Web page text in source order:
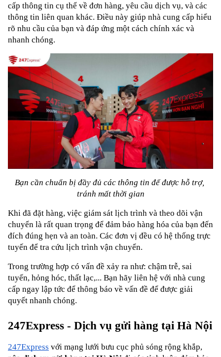
cấp thông tin cụ thể về đơn hàng, yêu cầu dịch vụ, và các
thông tin liên quan khác. Điều này giúp nhà cung cấp hiểu
rõ nhu cầu của bạn và đáp ứng một cách chính xác và
nhanh chóng.
Bạn cần chuẩn bị đầy đủ các thông tin để được hỗ trợ,
tránh mất thời gian
Khi đã đặt hàng, việc giám sát lịch trình và theo dõi vận
chuyển là rất quan trọng để đảm bảo hàng hóa của bạn đến
đích đúng hẹn và an toàn. Các đơn vị đều có hệ thống trực
tuyến để tra cứu lịch trình vận chuyển.
Trong trường hợp có vấn đề xảy ra như: chậm trễ, sai
tuyến, hỏng hóc, thất lạc,... Bạn hãy liên hệ với nhà cung
cấp ngay lập tức để thông báo về vấn đề để được giải
quyết nhanh chóng.
247Express - Dịch vụ gửi hàng tại Hà Nội
247Express với mạng lưới bưu cục phủ sóng rộng khắp,